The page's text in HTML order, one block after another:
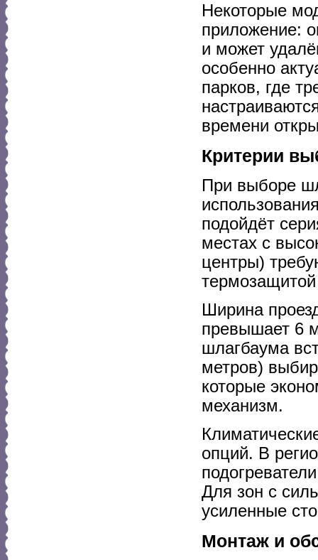
Некоторые
приложение:
и может
особенно
парков, где
времени
Критерии
При выборе
подойдёт
местах с
центры)
Ширина
превышает 6
шлагбаума
метров)
которые
механизм.
опций. В
Для зон с
усиленные
Монтаж и